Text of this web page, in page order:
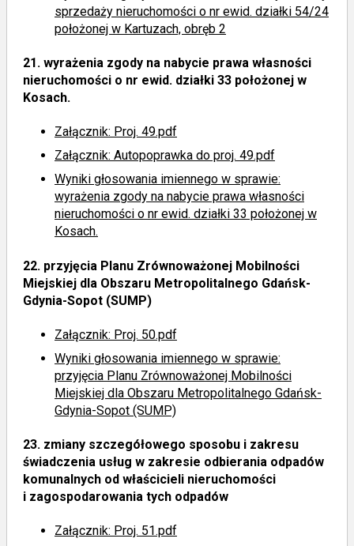
sprzedaży nieruchomości o nr ewid. działki 54/24
położonej w Kartuzach, obręb 2
21. wyrażenia zgody na nabycie prawa własności
nieruchomości o nr ewid. działki 33 położonej w
Kosach.
Załącznik: Proj. 49.pdf
Załącznik: Autopoprawka do proj. 49.pdf
Wyniki głosowania imiennego w sprawie:
wyrażenia zgody na nabycie prawa własności
nieruchomości o nr ewid. działki 33 położonej w
Kosach.
22. przyjęcia Planu Zrównoważonej Mobilności
Miejskiej dla Obszaru Metropolitalnego Gdańsk-
Gdynia-Sopot (SUMP)
Załącznik: Proj. 50.pdf
Wyniki głosowania imiennego w sprawie:
przyjęcia Planu Zrównoważonej Mobilności
Miejskiej dla Obszaru Metropolitalnego Gdańsk-
Gdynia-Sopot (SUMP)
23. zmiany szczegółowego sposobu i zakresu
świadczenia usług w zakresie odbierania odpadów
komunalnych od właścicieli nieruchomości
i zagospodarowania tych odpadów
Załącznik: Proj. 51.pdf